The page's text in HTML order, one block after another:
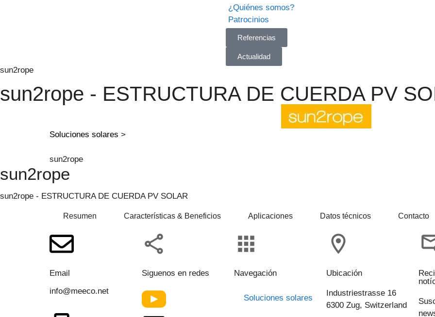
¿Quiénes somos?
Patrocinios
Referencias
Actualidad
sun2rope
sun2rope - ESTRUCTURA DE CUERDA PV
Soluciones solares >
sun2rope
sun2rope
sun2rope - ESTRUCTURA DE CUERDA PV SOLAR
Resumen Características & Beneficios Aplicaciones Datos técnicos Contacto
Email
info@meeco.net
Siguenos en redes Navegación
Soluciones solares
Ubicación
Industriestrasse 16
6300 Zug, Switzerland